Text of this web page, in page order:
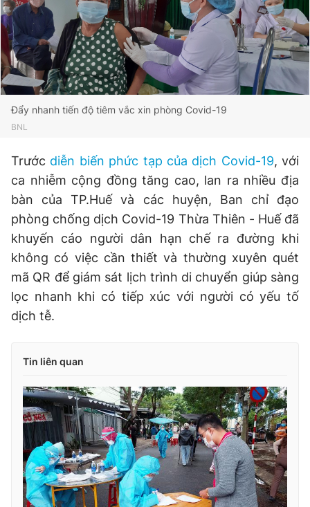
Đẩy nhanh tiến độ tiêm vắc xin phòng Covid-19
BNL
Trước diễn biến phức tạp của dịch Covid-19, với
ca nhiễm cộng đồng tăng cao, lan ra nhiều địa
bàn của TP.Huế và các huyện, Ban chỉ đạo
phòng chống dịch Covid-19 Thừa Thiên - Huế đã
khuyến cáo người dân hạn chế ra đường khi
không có việc cần thiết và thường xuyên quét
mã QR để giám sát lịch trình di chuyển giúp sàng
lọc nhanh khi có tiếp xúc với người có yếu tố
dịch tễ.
Tin liên quan